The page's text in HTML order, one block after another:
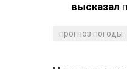
высказал
прогноз погоды